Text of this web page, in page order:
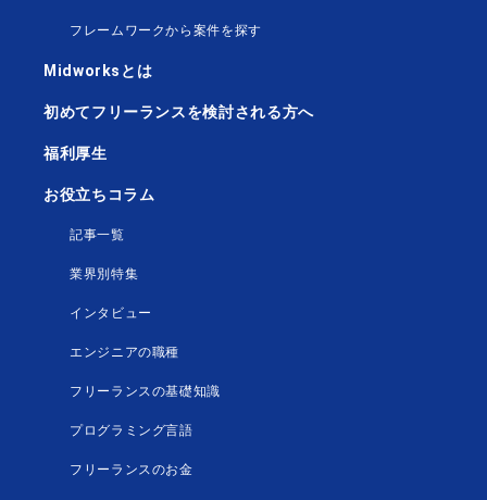
フレームワークから案件を探す
Midworksとは
初めてフリーランスを検討される方へ
福利厚生
お役立ちコラム
記事一覧
業界別特集
インタビュー
エンジニアの職種
フリーランスの基礎知識
プログラミング言語
フリーランスのお金